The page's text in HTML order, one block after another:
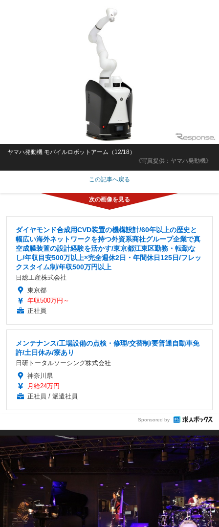
《写真提供：ヤマハ発動機》
ヤマハ発動機 モバイルロボットアーム（12/18）
この記事へ戻る
ダイヤモンド合成用CVD装置の機構設計/60年以上の歴史と
幅広い海外ネットワークを持つ外資系商社グループ企業で真
空成膜装置の設計経験を活かす/東京都江東区勤務・転勤な
し/年収目安500万以上×完全週休2日・年間休日125日/フレッ
クスタイム制/年収500万円以上
日総工産株式会社
東京都
年収500万円～
正社員
メンテナンス/工場設備の点検・修理/交替制/要普通自動車免
許/土日休み/寮あり
日研トータルソーシング株式会社
神奈川県
月給24万円
正社員 / 派遣社員
Sponsored by